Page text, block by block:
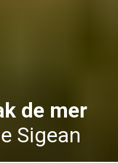
de mer
Sigean